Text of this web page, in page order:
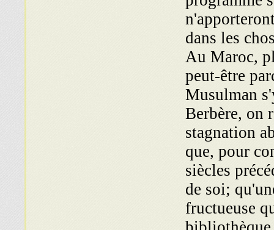
dans les
Au Maroc,
peut-être
Musulman
Berbère, on
stagnation
que, pour
siècles
de soi;
fructueuse